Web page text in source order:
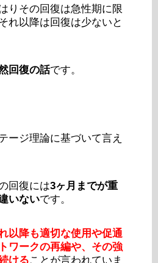
りその回復は急性期に限
れ以降は回復は少ないと
回復の話です。
ージ理論に基づいて言え
回復には3ヶ月までが重
いないです。
以降も適切な使用や促通
ワークの再編や、その強
けることが言われていま